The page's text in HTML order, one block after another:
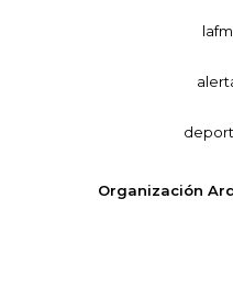
Organización